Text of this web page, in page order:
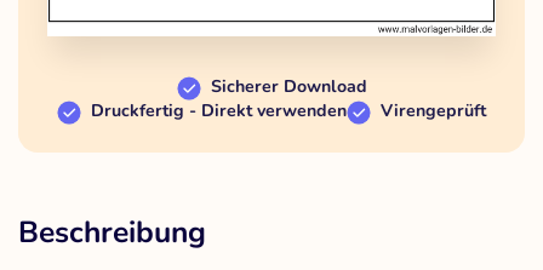
Sicherer Download
Druckfertig - Direkt verwenden
Virengeprüft
Beschreibung